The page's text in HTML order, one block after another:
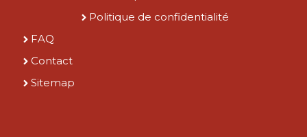
Politique de confidentialité
FAQ
Contact
Sitemap